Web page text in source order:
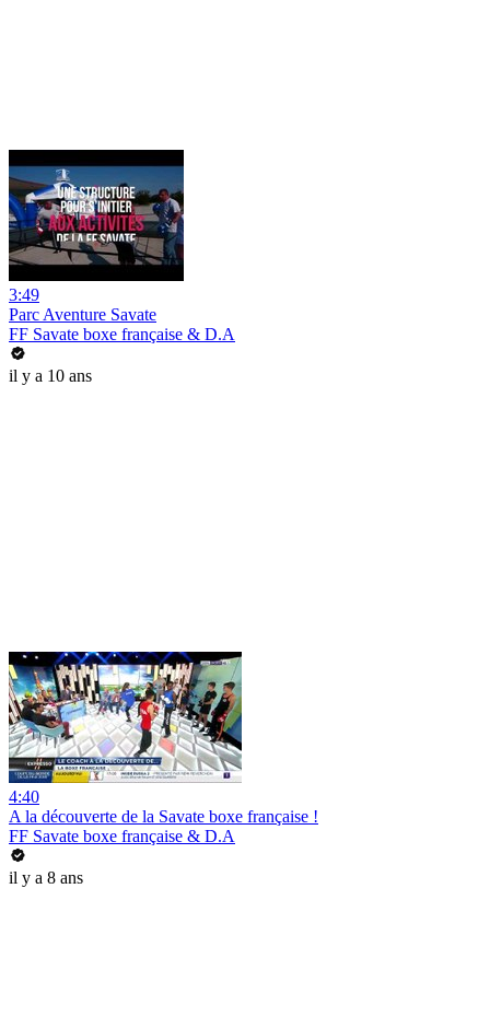
3:49
Parc Aventure Savate
FF Savate boxe française & D.A
il y a 10 ans
4:40
A la découverte de la Savate boxe française !
FF Savate boxe française & D.A
il y a 8 ans